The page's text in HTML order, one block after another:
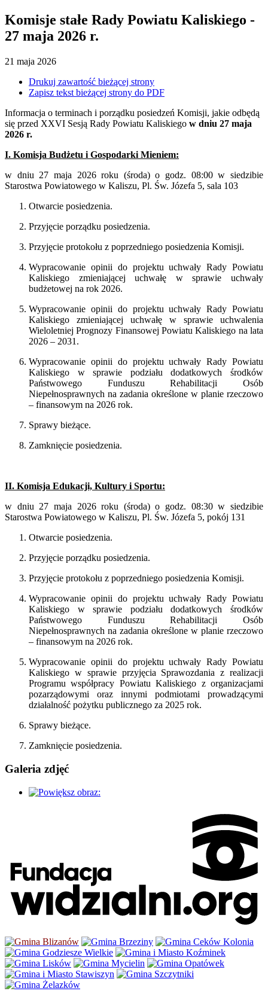
Komisje stałe Rady Powiatu Kaliskiego -
27 maja 2026 r.
21 maja 2026
Drukuj zawartość bieżącej strony
Zapisz tekst bieżącej strony do PDF
Informacja o terminach i porządku posiedzeń Komisji, jakie odbędą
się przed XXVI Sesją Rady Powiatu Kaliskiego w dniu 27 maja
2026 r.
I. Komisja Budżetu i Gospodarki Mieniem:
w dniu 27 maja 2026 roku (środa) o godz. 08:00 w siedzibie
Starostwa Powiatowego w Kaliszu, Pl. Św. Józefa 5, sala 103
Otwarcie posiedzenia.
Przyjęcie porządku posiedzenia.
Przyjęcie protokołu z poprzedniego posiedzenia Komisji.
Wypracowanie opinii do projektu uchwały Rady Powiatu
Kaliskiego zmieniającej uchwałę w sprawie uchwały
budżetowej na rok 2026.
Wypracowanie opinii do projektu uchwały Rady Powiatu
Kaliskiego zmieniającej uchwałę w sprawie uchwalenia
Wieloletniej Prognozy Finansowej Powiatu Kaliskiego na lata
2026 – 2031.
Wypracowanie opinii do projektu uchwały Rady Powiatu
Kaliskiego w sprawie podziału dodatkowych środków
Państwowego Funduszu Rehabilitacji Osób
Niepełnosprawnych na zadania określone w planie rzeczowo
– finansowym na 2026 rok.
Sprawy bieżące.
Zamknięcie posiedzenia.
II. Komisja Edukacji, Kultury i Sportu:
w dniu 27 maja 2026 roku (środa) o godz. 08:30 w siedzibie
Starostwa Powiatowego w Kaliszu, Pl. Św. Józefa 5, pokój 131
Otwarcie posiedzenia.
Przyjęcie porządku posiedzenia.
Przyjęcie protokołu z poprzedniego posiedzenia Komisji.
Wypracowanie opinii do projektu uchwały Rady Powiatu
Kaliskiego w sprawie podziału dodatkowych środków
Państwowego Funduszu Rehabilitacji Osób
Niepełnosprawnych na zadania określone w planie rzeczowo
– finansowym na 2026 rok.
Wypracowanie opinii do projektu uchwały Rady Powiatu
Kaliskiego w sprawie przyjęcia Sprawozdania z realizacji
Programu współpracy Powiatu Kaliskiego z organizacjami
pozarządowymi oraz innymi podmiotami prowadzącymi
działalność pożytku publicznego za 2025 rok.
Sprawy bieżące.
Zamknięcie posiedzenia.
Galeria zdjęć